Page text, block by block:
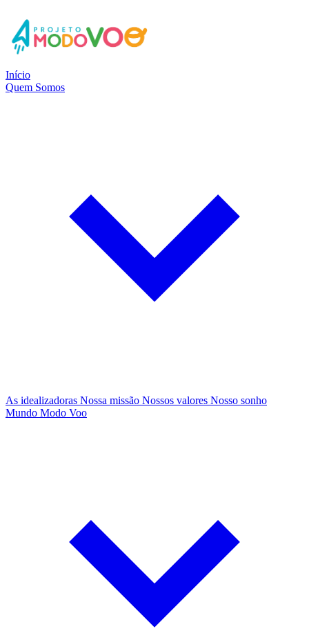
Início
Quem Somos
As idealizadoras Nossa missão Nossos valores Nosso sonho
Mundo Modo Voo